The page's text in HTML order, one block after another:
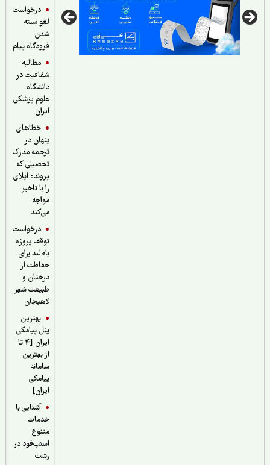
درخواست
لغو بسته
شدن
فرودگاه پیام
مطالبه
شفافیت در
دانشگاه
علوم پزشکی
ایران
خطاهای
پنهان در
ترجمه مدرک
تحصیلی که
پرونده اپلای
را با تاخیر
مواجه
می‌کند
درخواست
توقف پروژه
بام‌لند برای
حفاظت از
درختان و
طبیعت شهر
لاهیجان
بهترین
پنل پیامکی
ایران [4 تا
از بهترین
سامانه
پیامکی
ایران]
آشنایی با
خدمات
متنوع
اسنپ‌فود در
رشت